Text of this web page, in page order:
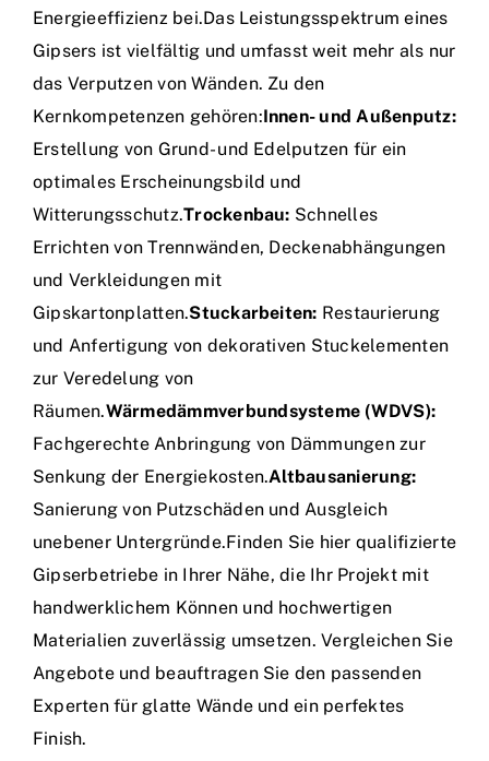
Energieeffizienz bei.Das Leistungsspektrum eines
Gipsers ist vielfältig und umfasst weit mehr als nur
das Verputzen von Wänden. Zu den
Kernkompetenzen gehören:Innen- und Außenputz:
Erstellung von Grund- und Edelputzen für ein
optimales Erscheinungsbild und
Witterungsschutz.Trockenbau: Schnelles
Errichten von Trennwänden, Deckenabhängungen
und Verkleidungen mit
Gipskartonplatten.Stuckarbeiten: Restaurierung
und Anfertigung von dekorativen Stuckelementen
zur Veredelung von
Räumen.Wärmedämmverbundsysteme (WDVS):
Fachgerechte Anbringung von Dämmungen zur
Senkung der Energiekosten.Altbausanierung:
Sanierung von Putzschäden und Ausgleich
unebener Untergründe.Finden Sie hier qualifizierte
Gipserbetriebe in Ihrer Nähe, die Ihr Projekt mit
handwerklichem Können und hochwertigen
Materialien zuverlässig umsetzen. Vergleichen Sie
Angebote und beauftragen Sie den passenden
Experten für glatte Wände und ein perfektes
Finish.